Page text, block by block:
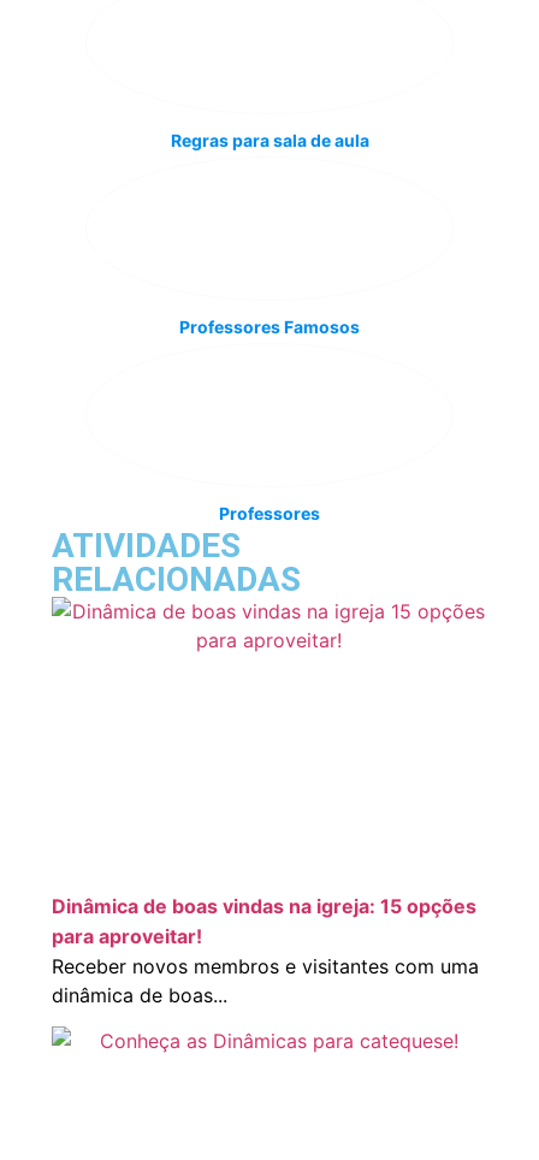
Regras para sala de aula
Professores Famosos
Professores
ATIVIDADES
RELACIONADAS
Dinâmica de boas vindas na igreja: 15 opções
para aproveitar!
Receber novos membros e visitantes com uma
dinâmica de boas...